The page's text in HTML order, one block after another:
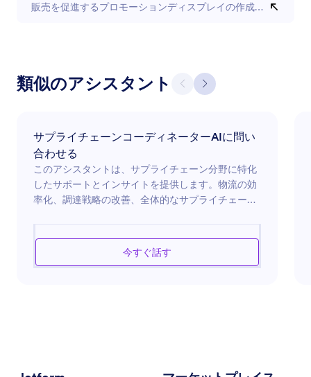
販売を促進するプロモーションディスプレイの作成のコツ
類似のアシスタント
サプライチェーンコーディネーターAIに問い
合わせる
このアシスタントは、サプライチェーン分野に特化
したサポートとインサイトを提供します。物流の効
率化、調達戦略の改善、全体的なサプライチェーン
る場合、このAIは価値あるガイダンスを提供する準
備が整っています。サプライチェーンの最適化に向
今すぐ話す